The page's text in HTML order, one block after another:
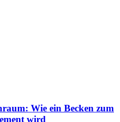
Wie ein Becken zum
wird